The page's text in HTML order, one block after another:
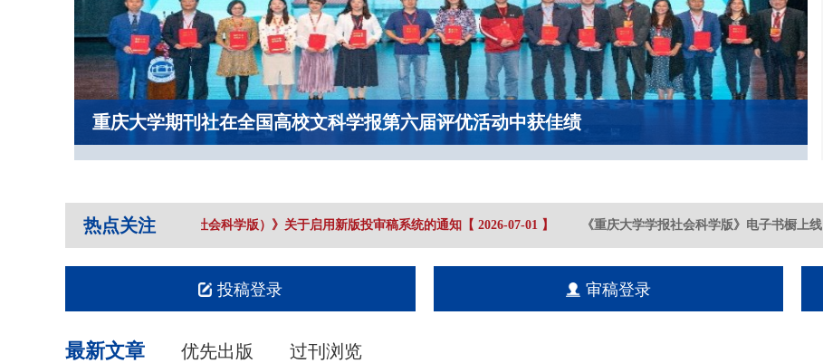
重庆大学期刊社在全国高校文科学报第六届评优活动中获佳绩
热点关注
《重庆大学学报（社会科学版）》关于启用新版投审稿系统的通知【 2026-07-01】 《重庆大学学报社会科学版》电子书橱上线【
投稿登录 审稿登录
最新文章 优先出版 过刊浏览